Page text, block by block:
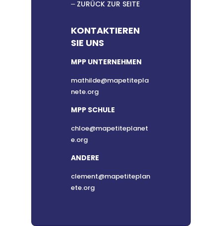
ZURÜCK ZUR SEITE
KONTAKTIEREN
SIE UNS
MPP UNTERNEHMEN
mathilde@mapetitepla
nete.org
MPP SCHULE
chloe@mapetiteplanet
e.org
ANDERE
clement@mapetiteplan
ete.org